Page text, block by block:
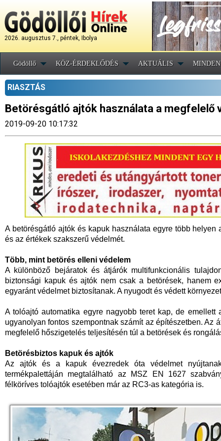
2026. augusztus 7., péntek, Ibolya
Gödöllő KÖZ-ÉRDEKLŐDÉS AKTUÁLIS
RIASZTÁS
Betörésgátló ajtók használata a megfelelő
2019-09-20 10:17:32
A betörésgátló ajtók és kapuk használata egyre több
és az értékek szakszerű védelmét.
Több, mint betörés elleni védelem
A különböző bejáratok és átjárók multifunkcionális
biztonsági kapuk és ajtók nem csak a betörések, hanem
egyaránt védelmet biztosítanak. A nyugodt és védett
A tolóajtó automatika egyre nagyobb teret kap, de
ugyanolyan fontos szempontnak számít az építészetben. Az
megfelelő hőszigetelés teljesítésén túl a betörések és
Betörésbiztos kapuk és ajtók
Az ajtók és a kapuk évezredek óta védelmet
termékpalettáján megtalálható az MSZ EN 1627
félköríves tolóajtók esetében már az RC3-as kategória is.